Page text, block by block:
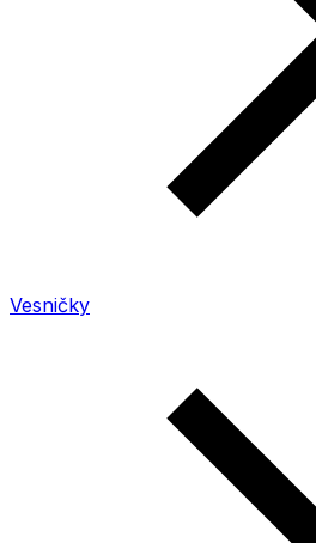
Vesničky